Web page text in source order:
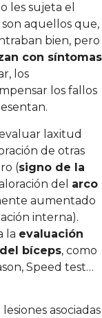
les sujeta el
aquellos que,
bien, pero
con síntomas
los
los fallos
laxitud
de otras
(signo de la
del arco
aumentado
interna).
la evaluación
bíceps, como
Speed test…
asociadas